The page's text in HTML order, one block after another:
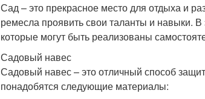
Сад – это прекрасное место для отдыха и
ремесла проявить свои таланты и навыки.
которые могут быть реализованы
Садовый навес
Садовый навес – это отличный способ
понадобятся следующие материалы: